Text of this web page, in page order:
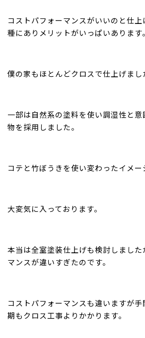
コストパフォーマンスがいいのと仕
種にありメリットがいっぱいあります。
僕の家もほとんどクロスで仕上げまし
一部は自然系の塗料を使い調湿性と
物を採用しました。
コテと竹ぼうきを使い変わったイメー
大変気に入っております。
本当は全室塗装仕上げも検討しました
マンスが違いすぎたのです。
コストパフォーマンスも違いますが
期もクロス工事よりかかります。